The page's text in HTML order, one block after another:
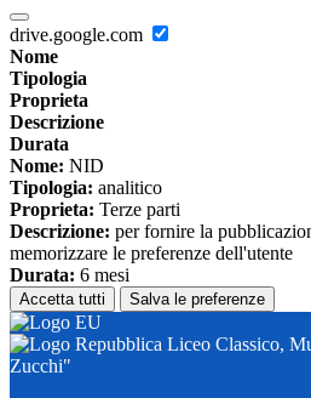
drive.google.com
Nome
Tipologia
Proprieta
Descrizione
Durata
Nome: NID
Tipologia: analitico
Proprieta: Terze parti
Descrizione: per fornire la
memorizzare le preferenze dell'utente
Durata: 6 mesi
Accetta tutti Salva le preferenze
Liceo Classico,
Zucchi"